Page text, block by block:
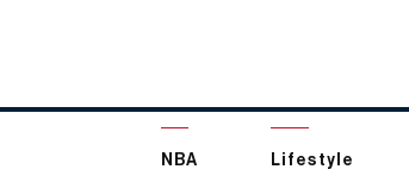
NBA Lifestyle